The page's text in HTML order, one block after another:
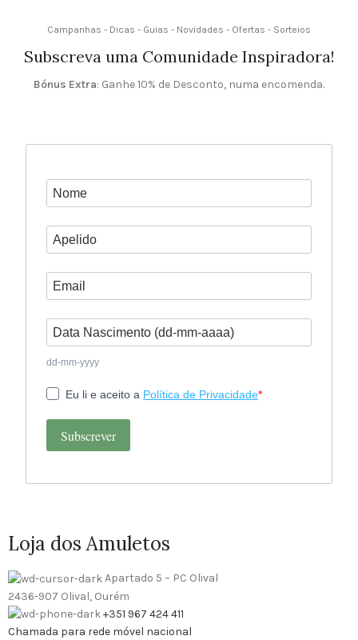
Campanhas - Dicas - Guias - Novidades - Ofertas - Sorteios
Subscreva uma Comunidade Inspiradora!
Bónus Extra: Ganhe 10% de Desconto, numa encomenda.
dd-mm-yyyy
Eu li e aceito a Política de Privacidade
Subscrever
Loja dos Amuletos
Apartado 5 – PC Olival
2436-907 Olival, Ourém
+351 967 424 411
Chamada para rede móvel nacional